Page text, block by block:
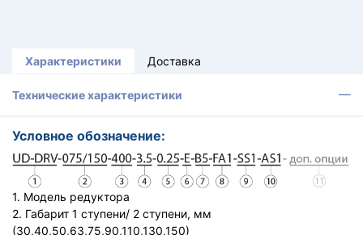
Характеристики Доставка
Технические характеристики
Условное обозначение:
1. Модель редуктора
2. Габарит 1 ступени/ 2 ступени, мм
(30,40,50,63,75,90,110,130,150)